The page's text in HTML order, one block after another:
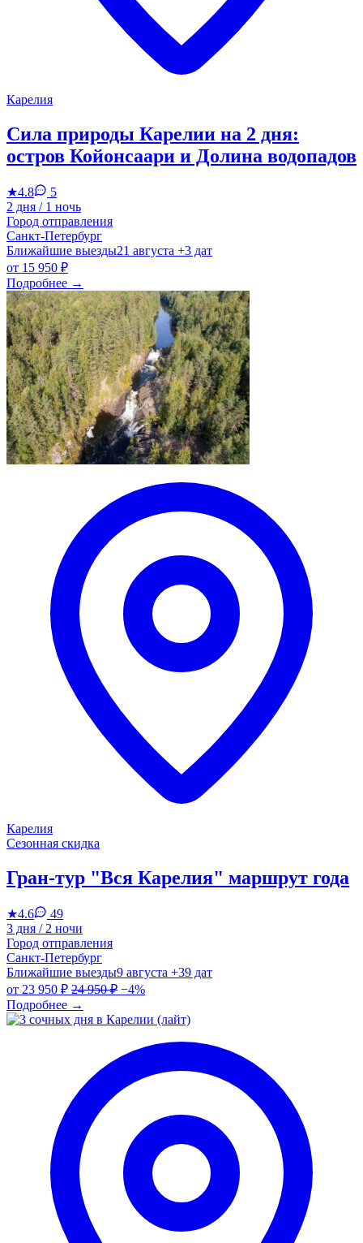
Карелия
Сила природы Карелии на 2 дня:
остров Койонсаари и Долина водопадов
★4.8
5
2 дня / 1 ночь
Город отправления
Санкт-Петербург
Ближайшие выезды21 августа +3 дат
от 15 950 ₽
Подробнее →
Карелия
Сезонная скидка
Гран-тур "Вся Карелия" маршрут года
★4.6
49
3 дня / 2 ночи
Город отправления
Санкт-Петербург
Ближайшие выезды9 августа +39 дат
от 23 950 ₽ 24 950 ₽ −4%
Подробнее →